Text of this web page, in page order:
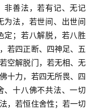
非善法，若有记、无记
为法，若世间、出世间
定；若八解脱，若八胜
若四正断、四神足、五
空解脱门，若无相、无
十力，若四无所畏、四
、十八佛不共法、一切
，若恒住舍性；若一切